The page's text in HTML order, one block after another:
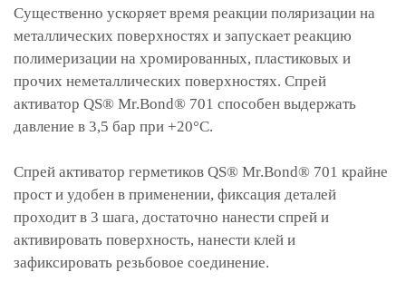
Существенно ускоряет время реакции поляризации на
металлических поверхностях и запускает реакцию
полимеризации на хромированных, пластиковых и
прочих неметаллических поверхностях. Спрей
активатор QS® Mr.Bond® 701 способен выдержать
давление в 3,5 бар при +20°C.
Спрей активатор герметиков QS® Mr.Bond® 701 крайне
прост и удобен в применении, фиксация деталей
проходит в 3 шага, достаточно нанести спрей и
активировать поверхность, нанести клей и
зафиксировать резьбовое соединение.